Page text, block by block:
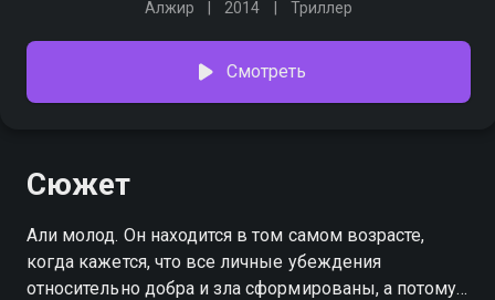
Алжир
2014 Триллер
Смотреть
Сюжет
Али молод. Он находится в том самом возрасте,
когда кажется, что все личные убеждения
относительно добра и зла сформированы, а потому